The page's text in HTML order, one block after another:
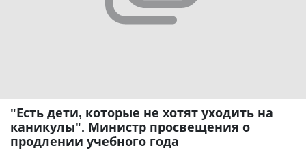
"Есть дети, которые не хотят уходить на
каникулы". Министр просвещения о
продлении учебного года